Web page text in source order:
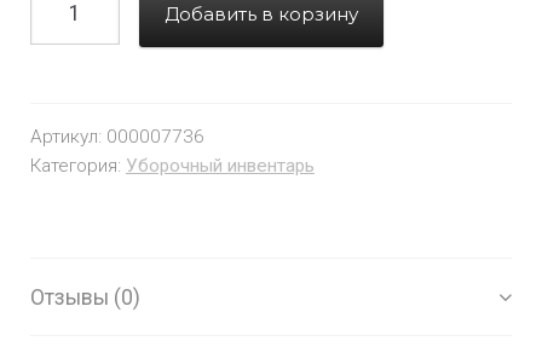
Добавить в корзину
Артикул: 000007736
Категория: Уборочный инвентарь
Отзывы (0)